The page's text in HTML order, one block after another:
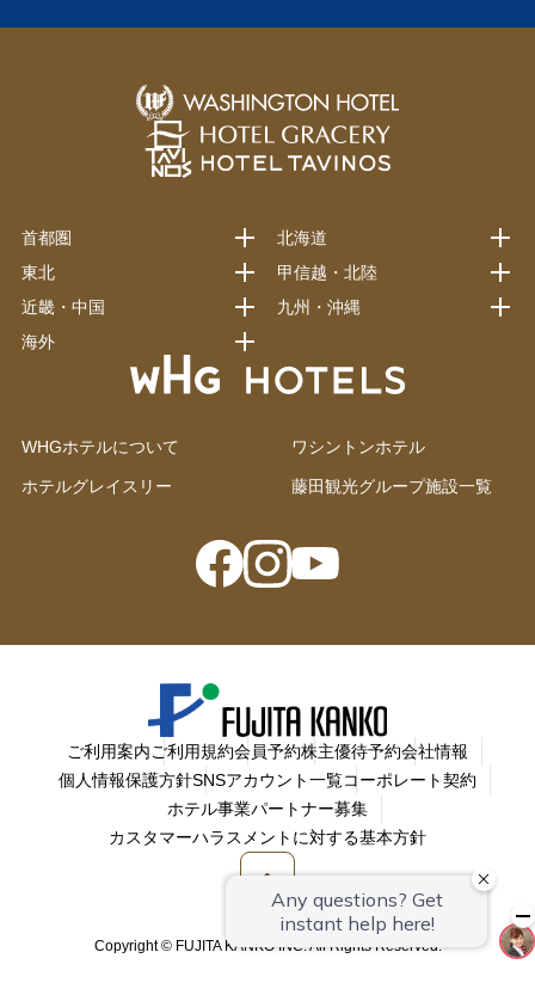
WHGホテルについて ワシントンホテル
ホテルグレイスリー 藤田観光グループ施設一覧
首都圏
北海道
東北
甲信越・北陸
近畿・中国
九州・沖縄
海外
ご利用案内ご利用規約会員予約株主優待予約会社情報
個人情報保護方針SNSアカウント一覧コーポレート契約
ホテル事業パートナー募集
カスタマーハラスメントに対する基本方針
Copyright © FUJITA KANKO INC. All Rights Reserved.